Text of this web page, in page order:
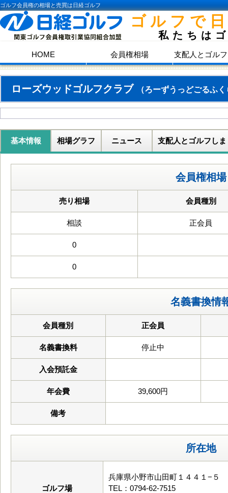
ゴルフ会員権の相場と売買は日経ゴルフ
ゴルフで
私たちは
HOME 会員権相場 支配人とゴル
ローズウッドゴルフクラブ （ろーずうっどごるふ
基本情報 相場グラフ ニュース 支配人とゴルフしま
会員権相場
売り相場 会員種別
相談 正会員
0
0
名義書換情
会員種別 正会員
名義書換料 停止中
入会預託金
年会費 39,600円
備考
所在地
ゴルフ場
兵庫県小野市山田町１４４１−５
TEL：0794-62-7515